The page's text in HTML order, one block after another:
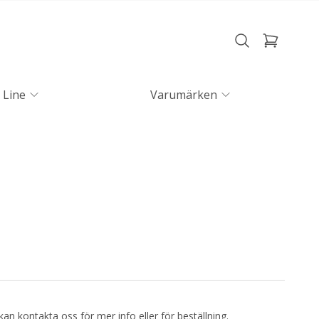
Line Varumärken
kontakta oss för mer info eller för beställning.